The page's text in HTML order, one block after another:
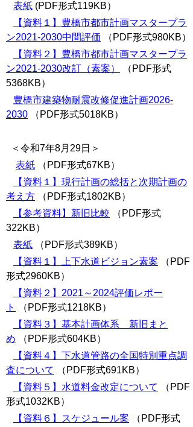
表紙 (PDF形式119KB）
【資料１】豊橋市都市計画マスタープラ
ン2021-2030中間評価 （PDF形式980KB）
【資料２】豊橋市都市計画マスタープラ
ン2021-2030改訂（素案）
（PDF形式
5368KB）
豊橋市建築物耐震改修促進計画2026-
2030 （PDF形式5018KB）
＜令和7年8月29日＞
表紙 （PDF形式67KB）
【資料１】現行計画の総括と次期計画の
考え方 （PDF形式1802KB）
【参考資料】新旧比較 （PDF形式
322KB）
表紙 （PDF形式389KB）
【資料１】上下水道ビジョン素案 （PDF
形式2960KB）
【資料２】2021～2024評価レポー
ト
（PDF形式1218KB）
【資料３】基本計画体系 新旧まと
め （PDF形式604KB）
【資料４】下水道管路の全国特別重点調
査について
（PDF形式691KB）
【資料５】水道料金改定について
（PDF
形式1032KB）
【資料６】スケジュール案 （PDF形式